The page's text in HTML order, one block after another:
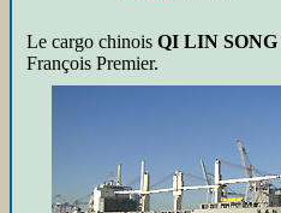
Le cargo chinois QI LIN SONG
François Premier.